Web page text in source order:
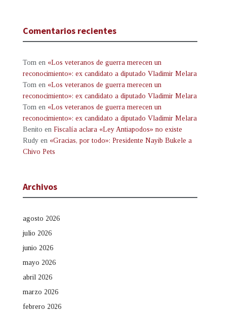
Comentarios recientes
Tom en «Los veteranos de guerra merecen un
reconocimiento»: ex candidato a diputado Vladimir Melara
Tom en «Los veteranos de guerra merecen un
reconocimiento»: ex candidato a diputado Vladimir Melara
Tom en «Los veteranos de guerra merecen un
reconocimiento»: ex candidato a diputado Vladimir Melara
Benito en Fiscalía aclara «Ley Antiapodos» no existe
Rudy en «Gracias, por todo»: Presidente Nayib Bukele a
Chivo Pets
Archivos
agosto 2026
julio 2026
junio 2026
mayo 2026
abril 2026
marzo 2026
febrero 2026